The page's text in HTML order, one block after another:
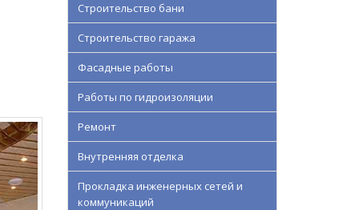
Строительство бани
Строительство гаража
Фасадные работы
Работы по гидроизоляции
Ремонт
Внутренняя отделка
Прокладка инженерных сетей и
коммуникаций